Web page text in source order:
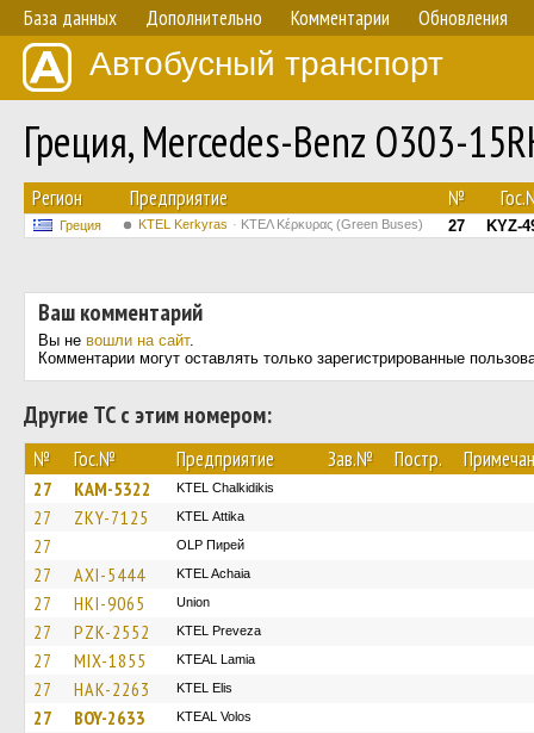
База данных Дополнительно Комментарии Обновления
Автобусный транспорт
Греция, Mercedes-Benz O303-
Регион Предприятие №
Греция KTEL Kerkyras ΚΤΕΛ Κέρκυρας (Green Buses) 27 KYZ-
Ваш комментарий
Вы не вошли на сайт.
Комментарии могут оставлять только зарегистрированные
Другие ТС с этим номером:
№ Гос.№ Предприятие Зав.№ Постр.
27 KAM-5322 ΚΤΕL Chalkidikis
27 ZKY-7125 KΤΕL Αttika
27 OLP Пирей
27 AXI-5444 KTEL Achaia
27 HKI-9065 Union
27 PZK-2552 KTEL Preveza
27 MIX-1855 KTEAL Lamia
27 HAK-2263 KTEL Elis
27 BOY-2633 KTEAL Volos